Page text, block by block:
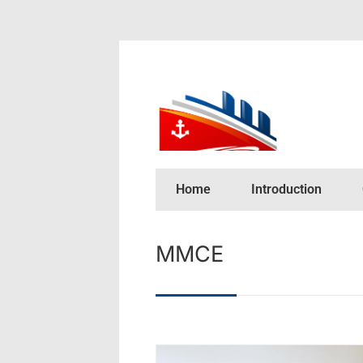
Home Introduction
MMCE